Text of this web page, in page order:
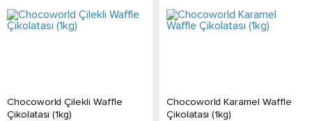
Chocoworld Çilekli Waffle
Çikolatası (1kg)
Chocoworld Karamel Waffle
Çikolatası (1kg)